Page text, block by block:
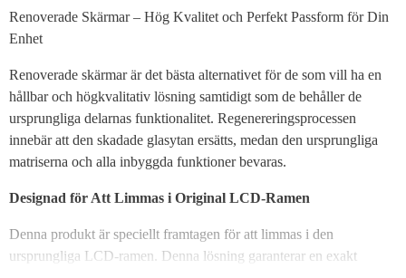
Renoverade Skärmar – Hög Kvalitet och Perfekt Passform för Din
Enhet
Renoverade skärmar är det bästa alternativet för de som vill ha en
hållbar och högkvalitativ lösning samtidigt som de behåller de
ursprungliga delarnas funktionalitet. Regenereringsprocessen
innebär att den skadade glasytan ersätts, medan den ursprungliga
matriserna och alla inbyggda funktioner bevaras.
Designad för Att Limmas i Original LCD-Ramen
Denna produkt är speciellt framtagen för att limmas i den
ursprungliga LCD-ramen. Denna lösning garanterar en exakt